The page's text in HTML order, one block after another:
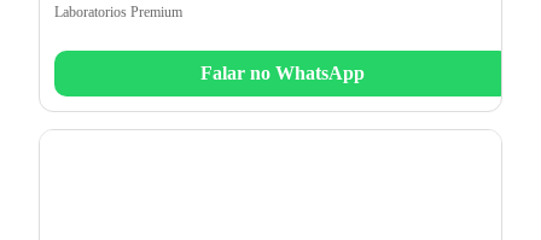
Laboratorios Premium
Falar no WhatsApp